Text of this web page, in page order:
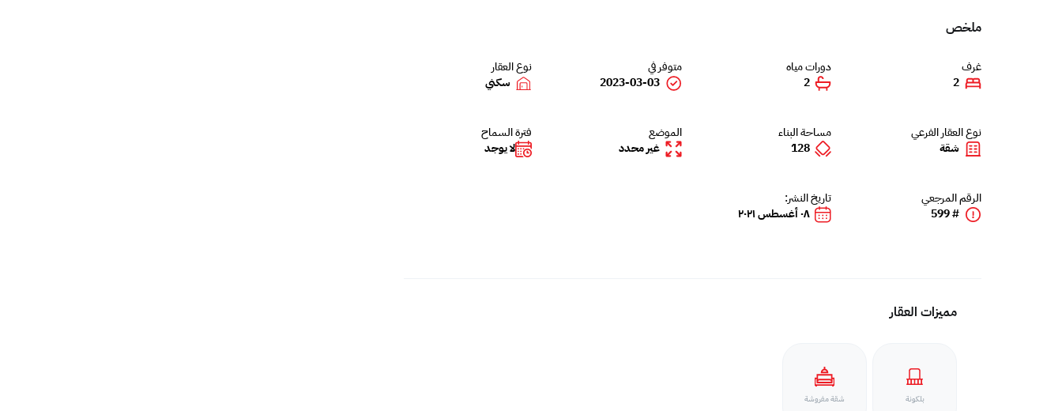
ملخص
غرف
2
دورات مياه
2
متوفر في
2023-03-03
نوع العقار
سكني
نوع العقار الفرعي
شقة
مساحة البناء
128
الموضع
غير محدد
فترة السماح
لا يوجد
الرقم المرجعي
# 599
تاريخ النشر:
٠٨ أغسطس ٢٠٢١
مميزات العقار
بلكونة شقة مفروشة